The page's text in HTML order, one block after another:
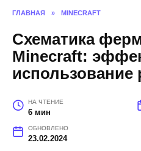
ГЛАВНАЯ » MINECRAFT
Схематика
Minecraft:
использование
НА ЧТЕНИЕ
6 мин
ОБНОВЛЕНО
23.02.2024